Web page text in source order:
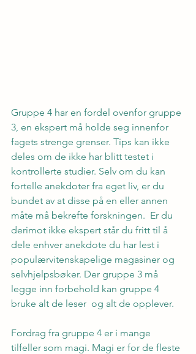
Gruppe 4 har en fordel ovenfor gruppe
3, en ekspert må holde seg innenfor
fagets strenge grenser. Tips kan ikke
deles om de ikke har blitt testet i
kontrollerte studier. Selv om du kan
fortelle anekdoter fra eget liv, er du
bundet av at disse på en eller annen
måte må bekrefte forskningen.  Er du
derimot ikke ekspert står du fritt til å
dele enhver anekdote du har lest i
populærvitenskapelige magasiner og
selvhjelpsbøker. Der gruppe 3 må
legge inn forbehold kan gruppe 4
bruke alt de leser  og alt de opplever.
Fordrag fra gruppe 4 er i mange
tilfeller som magi. Magi er for de fleste